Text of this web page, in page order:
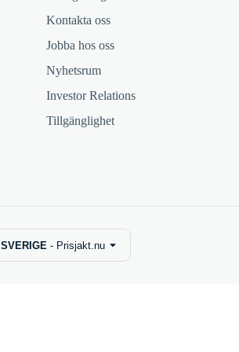
Kontakta oss
Jobba hos oss
Nyhetsrum
Investor Relations
Tillgänglighet
SVERIGE - Prisjakt.nu